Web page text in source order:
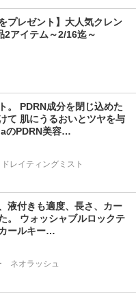
プレゼント】大人気クレン
2アイテム～2/16迄～
。 PDRN成分を閉じ込めた
て 肌にうるおいとツヤを与
のPDRN美容…
レイティングミスト
液付きも適度、長さ、カー
。 ウォッシャブルロックテ
ールキー…
ネオラッシュ